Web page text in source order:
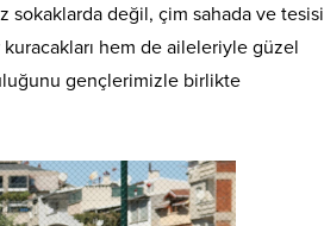
sokaklarda değil, çim sahada ve tesisi
hem de aileleriyle güzel
gençlerimizle birlikte